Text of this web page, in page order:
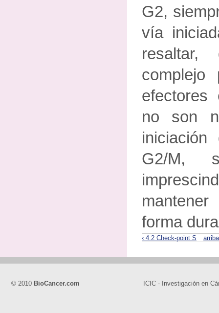
G2,
vía
efectores
no son
G2/M,
forma
‹ 4.2 Check-point S arriba
© 2010 BioCancer.com ICIC - Investigación en